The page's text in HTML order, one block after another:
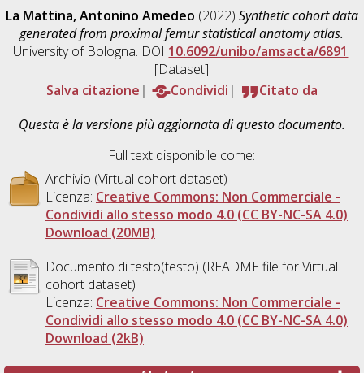
La Mattina, Antonino Amedeo (2022) Synthetic cohort data
generated from proximal femur statistical anatomy atlas.
University of Bologna. DOI 10.6092/unibo/amsacta/6891.
[Dataset]
Salva citazione
Condividi
Citato da
Questa è la versione più aggiornata di questo documento.
Full text disponibile come:
Archivio (Virtual cohort dataset)
Licenza: Creative Commons: Non Commerciale -
Condividi allo stesso modo 4.0 (CC BY-NC-SA 4.0)
Download (20MB)
Documento di testo(testo) (README file for Virtual
cohort dataset)
Licenza: Creative Commons: Non Commerciale -
Condividi allo stesso modo 4.0 (CC BY-NC-SA 4.0)
Download (2kB)